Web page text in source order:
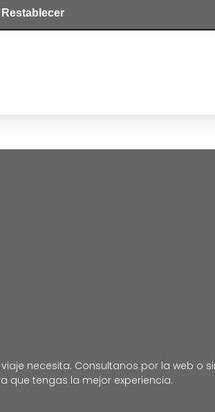
Restablecer
necesita. Consultanos por la web o
que tengas la mejor experiencia.